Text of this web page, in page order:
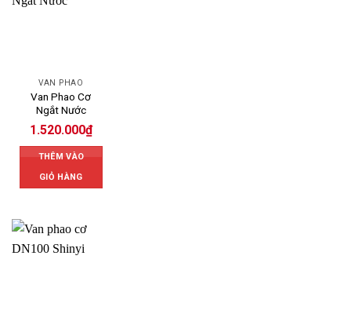
VAN PHAO
Van Phao Cơ
Ngắt Nước
1.520.000₫
THÊM VÀO
GIỎ HÀNG